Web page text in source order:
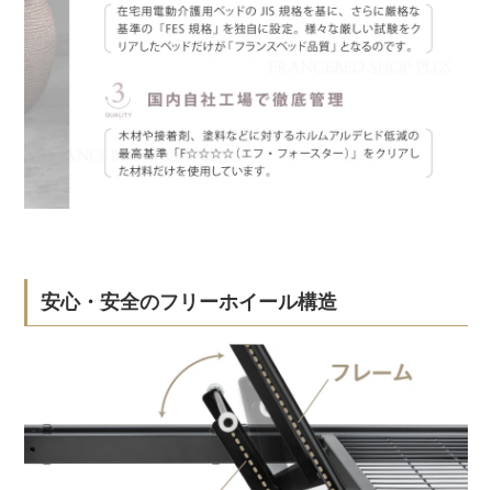
安心・安全のフリーホイール構造